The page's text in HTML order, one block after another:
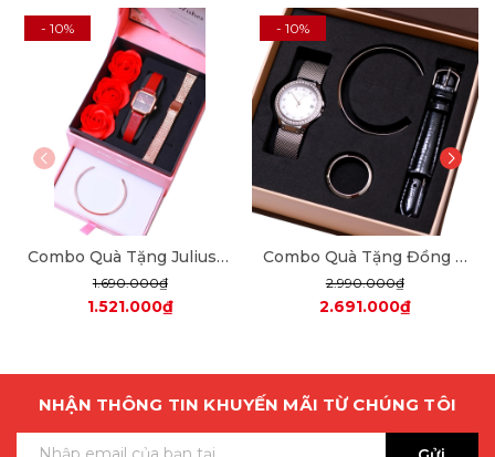
- 10%
Combo Quà Tặng Julius JA-1370 + dây mesh + JSB078
1.690.000₫
1.521.000₫
- 10%
Combo Quà Tặng Đồng Hồ Nữ Julius Star JS-040A Sapphire Julius Star Hàn Quốc Dây Thép (Bạc)
2.990.000₫
2.691.000₫
NHẬN THÔNG TIN KHUYẾN MÃI TỪ CHÚNG TÔI